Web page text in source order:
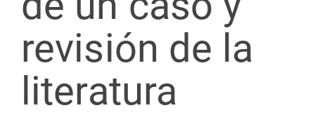
revisión de la
literatura